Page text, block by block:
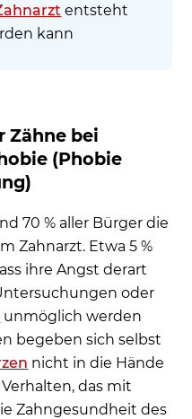
entsteht
kann
Zähne bei
(Phobie
70 % aller Bürger die
Zahnarzt. Etwa 5 %
ihre Angst derart
oder
unmöglich werden
begeben sich selbst
nicht in die Hände
das mit
Zahngesundheit des